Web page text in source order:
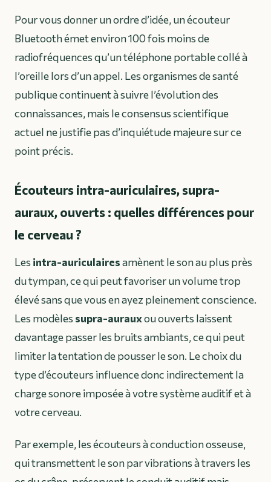
Pour vous donner un ordre d’idée, un écouteur
Bluetooth émet environ 100 fois moins de
radiofréquences qu’un téléphone portable collé à
l’oreille lors d’un appel. Les organismes de santé
publique continuent à suivre l’évolution des
connaissances, mais le consensus scientifique
actuel ne justifie pas d’inquiétude majeure sur ce
point précis.
Écouteurs intra-auriculaires, supra-
auraux, ouverts : quelles différences pour
le cerveau ?
Lesintra-auriculairesamènent le son au plus près
du tympan, ce qui peut favoriser un volume trop
élevé sans que vous en ayez pleinement conscience.
Les modèlessupra-aurauxou ouverts laissent
davantage passer les bruits ambiants, ce qui peut
limiter la tentation de pousser le son. Le choix du
type d’écouteurs influence donc indirectement la
charge sonore imposée à votre système auditif et à
votre cerveau.
Par exemple, les écouteurs à conduction osseuse,
qui transmettent le son par vibrations à travers les